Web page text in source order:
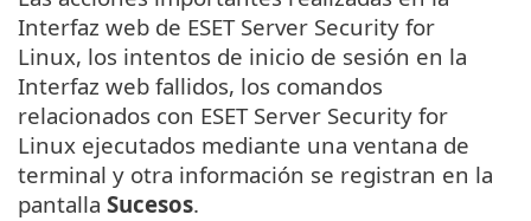
Interfaz web de ESET Server Security for
Linux, los intentos de inicio de sesión en la
Interfaz web fallidos, los comandos
relacionados con ESET Server Security for
Linux ejecutados mediante una ventana de
terminal y otra información se registran en la
pantalla Sucesos.